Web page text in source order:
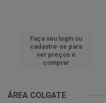
Faça seu login ou
cadastre-se para
ver preços e
comprar
ÁREA COLGATE